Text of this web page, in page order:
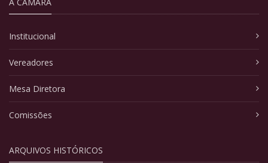
Institucional
Vereadores
Mesa Diretora
Comissões
ARQUIVOS HISTÓRICOS